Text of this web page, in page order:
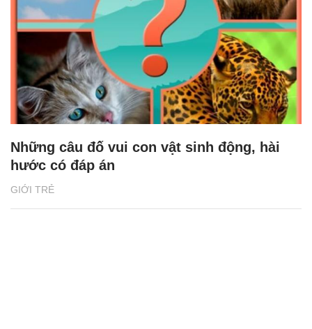
GIỚI TRẺ
Những câu đố vui con vật sinh động, hài
hước có đáp án